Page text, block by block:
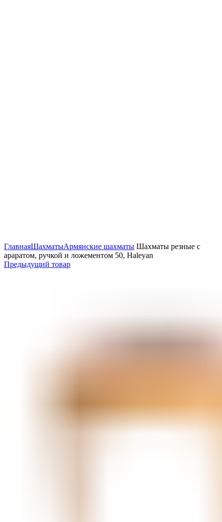
ГлавнаяШахматыАрмянские шахматы Шахматы резные с
араратом, ручкой и ложементом 50, Haleyan
Предыдущий товар